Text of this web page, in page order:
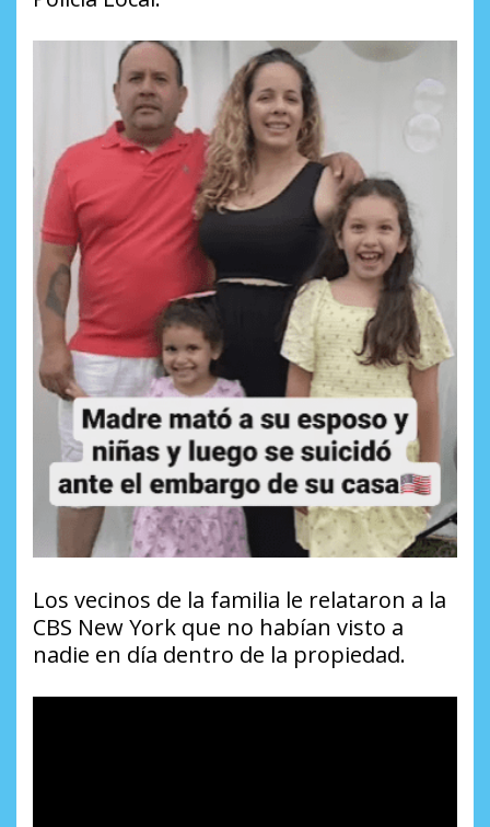
Los vecinos de la familia le relataron a la
CBS New York que no habían visto a
nadie en día dentro de la propiedad.